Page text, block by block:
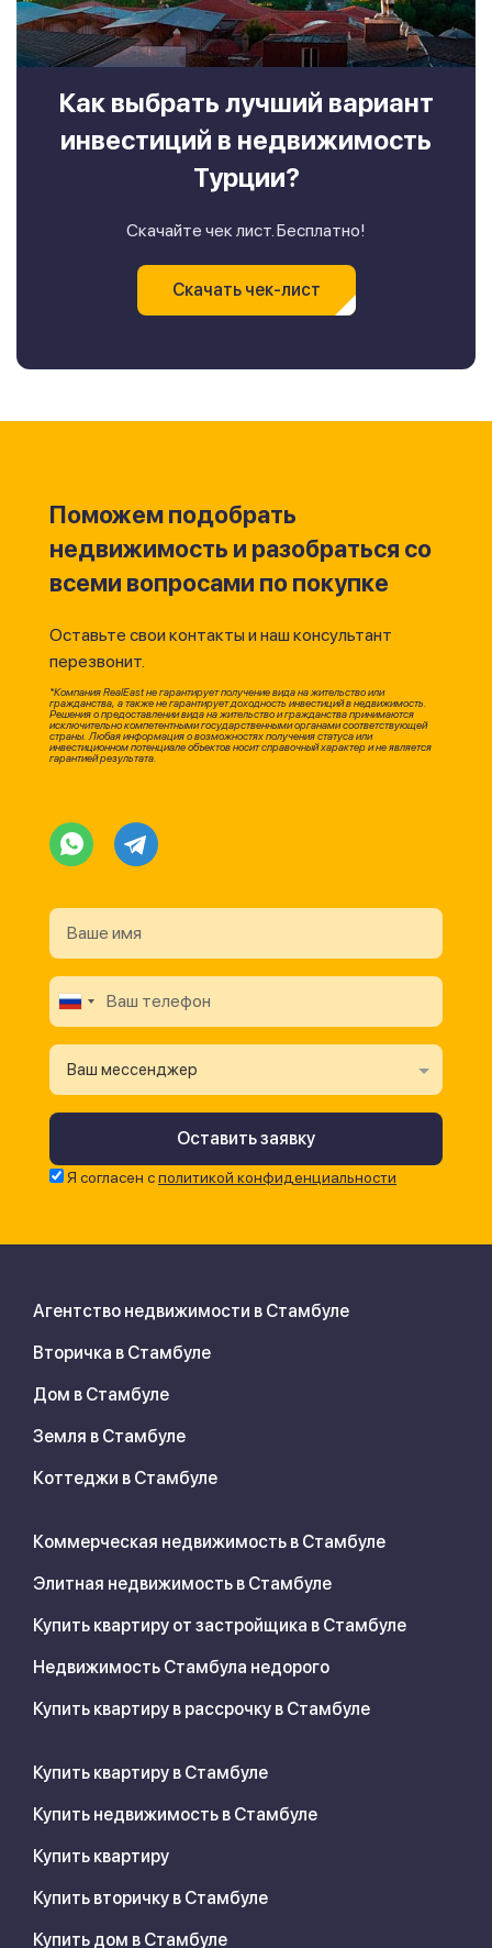
Как выбрать лучший вариант
инвестиций в недвижимость
Турции?
Скачайте чек лист. Бесплатно!
Скачать чек-лист
Поможем подобрать
недвижимость и разобраться со
всеми вопросами по покупке
Оставьте свои контакты и наш консультант
перезвонит.
*Компания RealEast не гарантирует получение вида на жительство или
гражданства, а также не гарантирует доходность инвестиций в недвижимость.
Решения о предоставлении вида на жительство и гражданства принимаются
исключительно компетентными государственными органами соответствующей
страны. Любая информация о возможностях получения статуса или
инвестиционном потенциале объектов носит справочный характер и не является
гарантией результата.
Ваш мессенджер
Я согласен сполитикой конфиденциальности
Агентство недвижимости в Стамбуле
Вторичка в Стамбуле
Дом в Стамбуле
Земля в Стамбуле
Коттеджи в Стамбуле
Коммерческая недвижимость в Стамбуле
Элитная недвижимость в Стамбуле
Купить квартиру от застройщика в Стамбуле
Недвижимость Стамбула недорого
Купить квартиру в рассрочку в Стамбуле
Купить квартиру в Стамбуле
Купить недвижимость в Стамбуле
Купить квартиру
Купить вторичку в Стамбуле
Купить дом в Стамбуле